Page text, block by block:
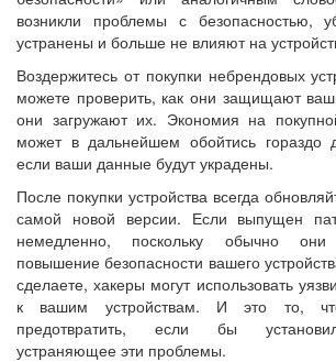
возникли проблемы с безопасностью,
устранены и больше не влияют на
Воздержитесь от покупки небрендовых
можете проверить, как они защищают
они загружают их. Экономия на
может в дальнейшем обойтись гораздо
если ваши данные будут украдены.
После покупки устройства всегда
самой новой версии. Если выпущен
немедленно, поскольку обычно
повышение безопасности вашего
сделаете, хакеры могут использовать
к вашим устройствам. И это то,
предотвратить, если бы
устраняющее эти проблемы.